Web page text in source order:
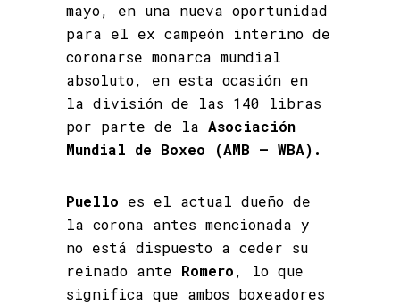
mayo, en una nueva oportunidad
para el ex campeón interino de
coronarse monarca mundial
absoluto, en esta ocasión en
la división de las 140 libras
por parte de la Asociación
Mundial de Boxeo (AMB – WBA).
Puello es el actual dueño de
la corona antes mencionada y
no está dispuesto a ceder su
reinado ante Romero, lo que
significa que ambos boxeadores